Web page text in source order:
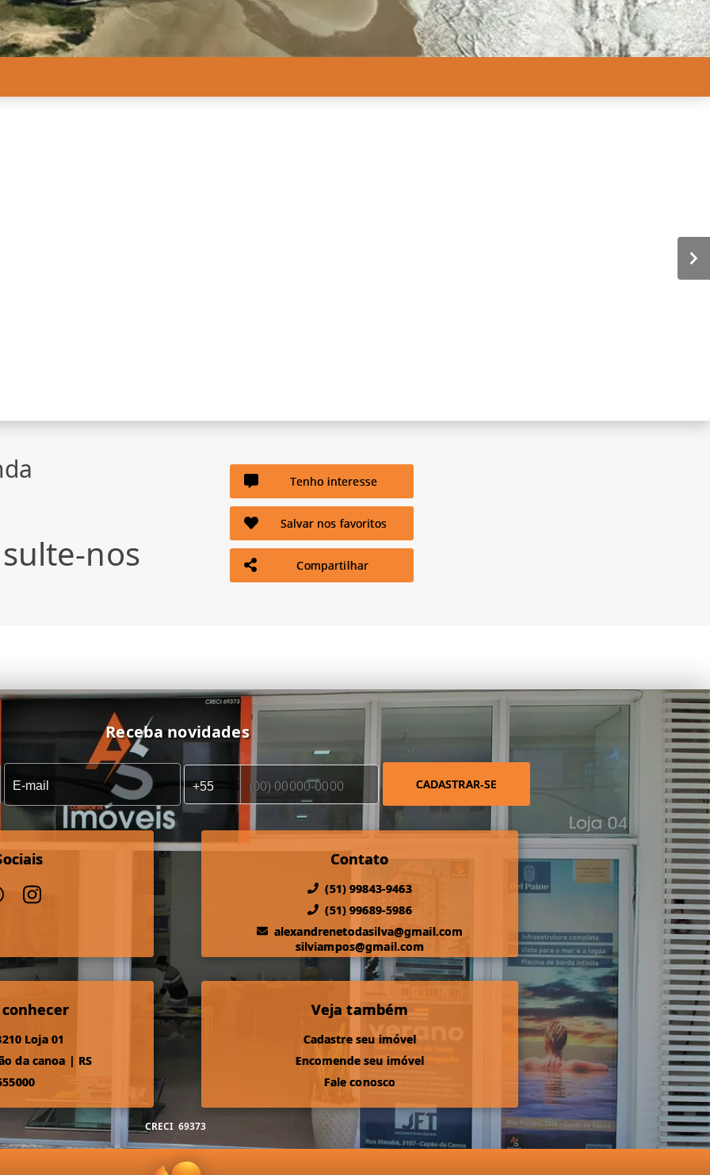
nos
Tenho interesse
Salvar nos favoritos
Compartilhar
Receba novidades
CADASTRAR-SE
Contato
(51) 99843-9463
(51) 99689-5986
alexandrenetodasilva@gmail.com
silviampos@gmail.com
Loja 01
da canoa | RS
Veja também
Cadastre seu imóvel
Encomende seu imóvel
Fale conosco
CRECI 69373